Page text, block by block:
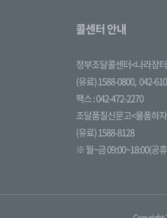
콜센터 안내
정부조달콜센터<나라장
(유료) 1588-0800, 042-
팩스 : 042-472-2270
조달품질신문고<물품하
(유료) 1588-8128
※ 월~금 09:00~18:00(공